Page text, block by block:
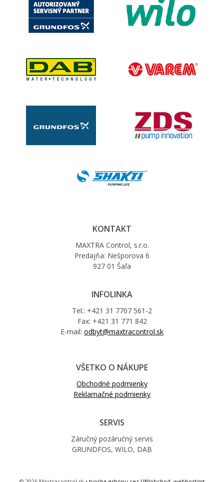
KONTAKT
MAXTRA Control, s.r.o.
Predajňa: Nešporova 6
927 01 Šaľa
INFOLINKA
Tel.: +421 31 7707 561-2
Fax: +421 31 771 842
E-mail: odbyt@maxtracontrol.sk
VŠETKO O NÁKUPE
Obchodné podmienky
Reklamačné podmienky
SERVIS
Záručný pozáručný servis
GRUNDFOS, WILO, DAB